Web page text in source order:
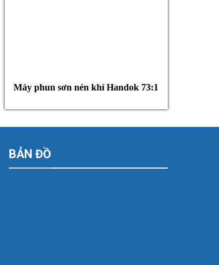
Máy phun sơn nén khí Handok 73:1
BẢN ĐỒ